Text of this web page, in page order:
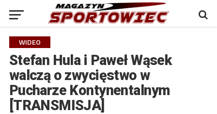
WIDEO
Stefan Hula i Paweł Wąsek
walczą o zwycięstwo w
Pucharze Kontynentalnym
[TRANSMISJA]